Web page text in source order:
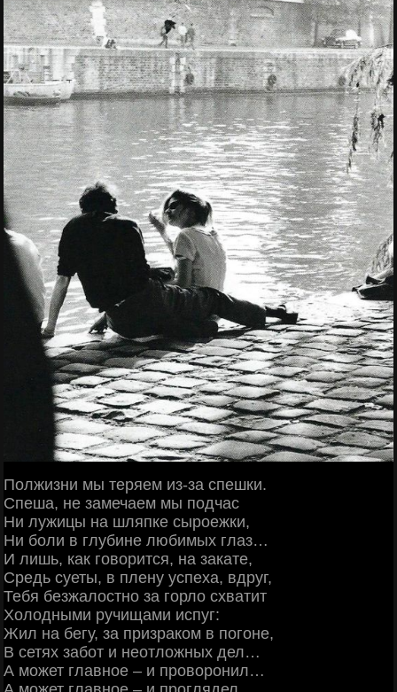
Полжизни мы теряем из-за спешки.
Спеша, не замечаем мы подчас
Ни лужицы на шляпке сыроежки,
Ни боли в глубине любимых глаз…
И лишь, как говорится, на закате,
Средь суеты, в плену успеха, вдруг,
Тебя безжалостно за горло схватит
Холодными ручищами испуг:
Жил на бегу, за призраком в погоне,
В сетях забот и неотложных дел…
А может главное – и проворонил…